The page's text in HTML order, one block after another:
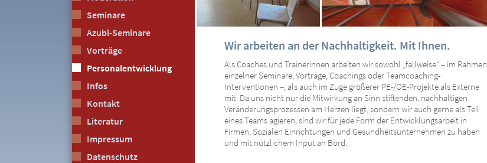
Wir arbeiten an der Nachhaltigkeit. Mit Ihnen.
Als Coaches und Trainerinnen arbeiten wir sowohl „fallweise“ – im Rahmen
einzelner Seminare, Vorträge, Coachings oder Teamcoaching-
Interventionen –, als auch im Zuge größerer PE-/OE-Projekte als Externe
mit. Da uns nicht nur die Mitwirkung an Sinn stiftenden, nachhaltigen
Veränderungsprozessen am Herzen liegt, sondern wir auch gerne als Teil
eines Teams agieren, sind wir für jede Form der Entwicklungsarbeit in
Firmen, Sozialen Einrichtungen und Gesundheitsunternehmen zu haben
und mit nützlichem Input an Bord.
Seminare
Azubi-Seminare
Vorträge
Personalentwicklung
Infos
Kontakt
Literatur
Impressum
Datenschutz